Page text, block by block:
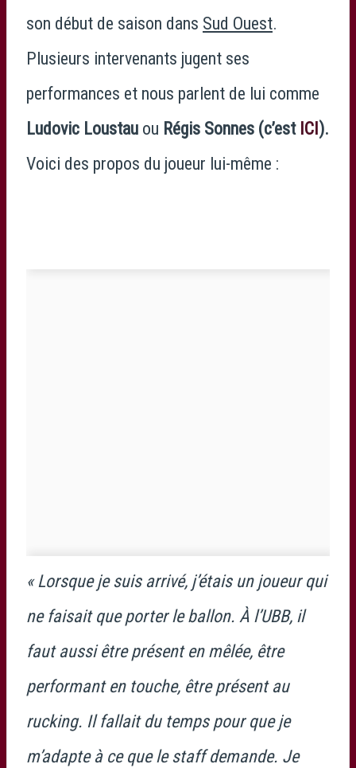
son début de saison dans Sud Ouest.
Plusieurs intervenants jugent ses
performances et nous parlent de lui comme
Ludovic Loustau ou Régis Sonnes (c’est ICI ).
Voici des propos du joueur lui-même :
« Lorsque je suis arrivé, j’étais un joueur qui
ne faisait que porter le ballon. À l’UBB, il
faut aussi être présent en mêlée, être
performant en touche, être présent au
rucking. Il fallait du temps pour que je
m’adapte à ce que le staff demande. Je